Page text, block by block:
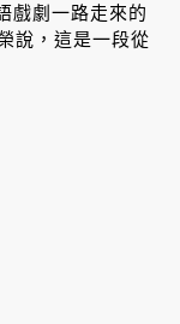
戲劇一路走來的
說，這是一段從